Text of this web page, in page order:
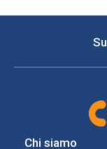
Chi siamo